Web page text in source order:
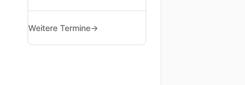
Weitere Termine→